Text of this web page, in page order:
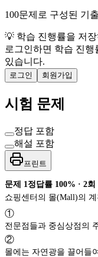
100문제로 구성된 기
💡 학습 진행률을 저
로그인하면 학습 진
있습니다.
로그인 회원가입
시험 문제
정답 포함
해설 포함
프린트
문제 1 정답률 100% · 2회
①
전문점들과 중심상점의
②